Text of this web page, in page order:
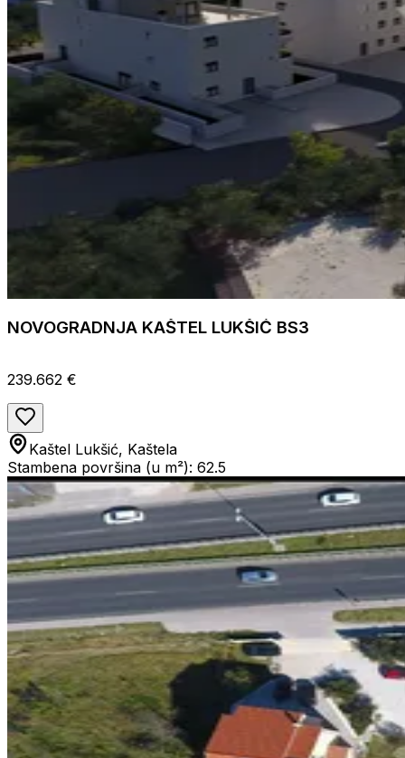
NOVOGRADNJA KAŠTEL LUKŠIĆ BS3
239.662 €
Kaštel Lukšić, Kaštela
Stambena površina (u m²): 62.5